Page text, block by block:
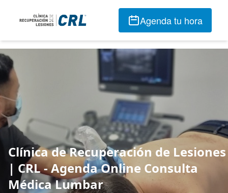
Agenda tu hora
Clínica de Recuperación de Lesiones
| CRL - Agenda Online Consulta
Médica Lumbar